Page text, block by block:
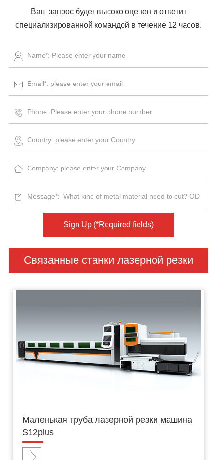
Ваш запрос будет высоко оценен и ответит
специализированной командой в течение 12 часов.
Sign Up (*Required fields)
Связанные станки лазерной резки
Маленькая труба лазерной резки машина
S12plus